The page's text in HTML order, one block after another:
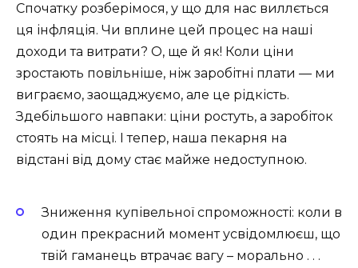
Спочатку розберімося, у що для нас виллється
ця інфляція. Чи вплине цей процес на наші
доходи та витрати? О, ще й як! Коли ціни
зростають повільніше, ніж заробітні плати — ми
виграємо, заощаджуємо, але це рідкість.
Здебільшого навпаки: ціни ростуть, а заробіток
стоять на місці. І тепер, наша пекарня на
відстані від дому стає майже недоступною.
Зниження купівельної спроможності: коли в
один прекрасний момент усвідомлюєш, що
твій гаманець втрачає вагу – морально . . .